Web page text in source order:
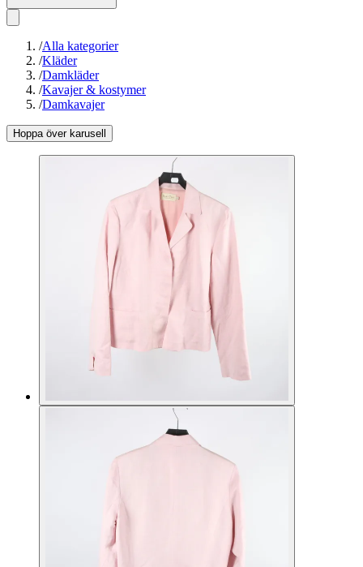
/Alla kategorier
/Kläder
/Damkläder
/Kavajer & kostymer
/Damkavajer
Hoppa över karusell